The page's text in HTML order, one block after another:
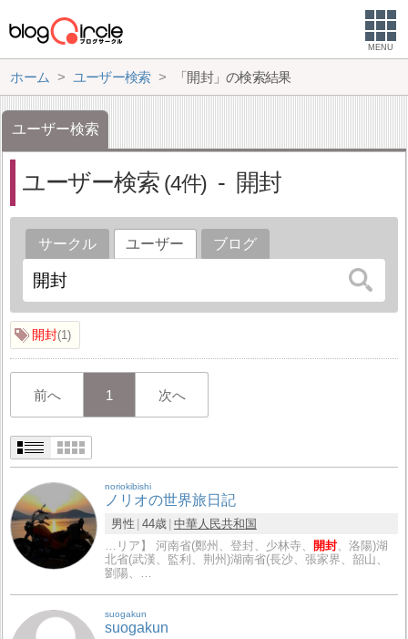
MENU
ホーム ユーザー検索 「開封」の検索結果
ユーザー検索
ユーザー検索 4 開封
サークル ユーザー ブログ
開封 1
前へ 1 次へ
noriokibishi
ノリオの世界旅日記
男性 44歳 中華人民共和国
…リア】 河南省(鄭州、登封、少林寺、
開封 、洛陽)湖
北省(武漢、監利、荆州)湖南省(長沙、張家界、韶山、
劉陽、…
suogakun
suogakun